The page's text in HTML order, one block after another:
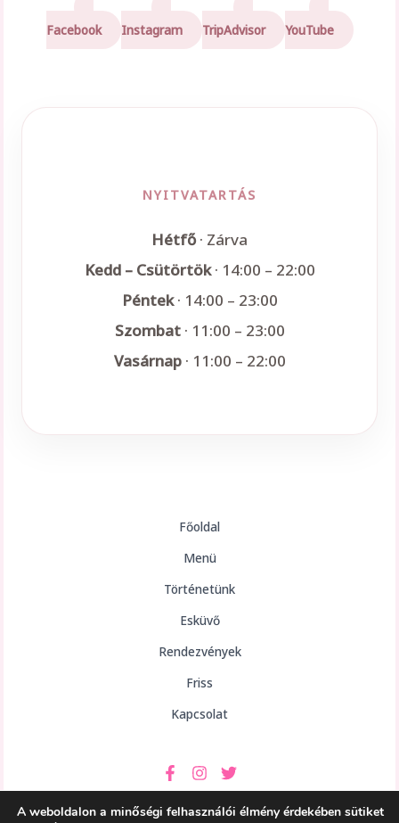
Facebook Instagram TripAdvisor YouTube
NYITVATARTÁS
Hétfő· Zárva
Kedd – Csütörtök· 14:00 – 22:00
Péntek· 14:00 – 23:00
Szombat· 11:00 – 23:00
Vasárnap· 11:00 – 22:00
Főoldal
Menü
Történetünk
Esküvő
Rendezvények
Friss
Kapcsolat
A weboldalon a minőségi felhasználói élmény érdekében sütiket